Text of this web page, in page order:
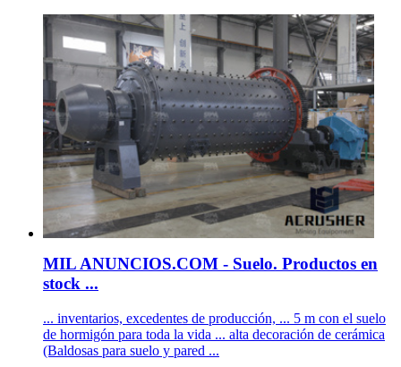
MIL ANUNCIOS.COM - Suelo. Productos en
stock ...
... inventarios, excedentes de producción, ... 5 m con el suelo
de hormigón para toda la vida ... alta decoración de cerámica
(Baldosas para suelo y pared ...